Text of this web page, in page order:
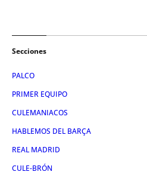
Secciones
PALCO
PRIMER EQUIPO
CULEMANIACOS
HABLEMOS DEL BARÇA
REAL MADRID
CULE-BRÓN